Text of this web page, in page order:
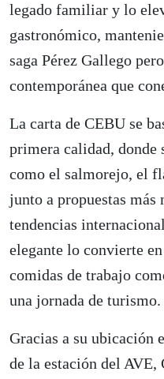
legado familiar y lo
gastronómico,
saga Pérez Gallego
contemporánea que
La carta de CEBU se
primera calidad, donde
como el salmorejo, el
junto a propuestas más
tendencias
elegante lo convierte
comidas de trabajo
una jornada de turismo.
Gracias a su ubicación
de la estación del